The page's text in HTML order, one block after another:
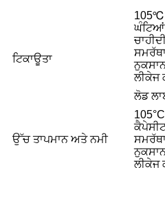
ਟਿਕਾਊਤਾ
105℃
ਘੰਟਿਆਂ
ਲੀਕੇਜ
ਲੋਡ
ਉੱਚ ਤਾਪਮਾਨ ਅਤੇ ਨਮੀ
ਲੀਕੇਜ